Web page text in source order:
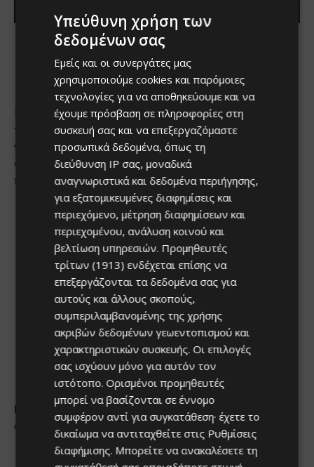
Υπεύθυνη χρήση των
δεδομένων σας
Εμείς και οι συνεργάτες μας
χρησιμοποιούμε cookies και παρόμοιες
τεχνολογίες για να αποθηκεύουμε και να
έχουμε πρόσβαση σε πληροφορίες στη
συσκευή σας και να επεξεργαζόμαστε
προσωπικά δεδομένα, όπως τη
διεύθυνση IP σας, μοναδικά
αναγνωριστικά και δεδομένα περιήγησης,
για εξατομικευμένες διαφημίσεις και
περιεχόμενο, μέτρηση διαφημίσεων και
περιεχομένου, ανάλυση κοινού και
βελτίωση υπηρεσιών. Προμηθευτές
τρίτων (1913) ενδέχεται επίσης να
επεξεργάζονται τα δεδομένα σας για
αυτούς και άλλους σκοπούς,
συμπεριλαμβανομένης της χρήσης
ακριβών δεδομένων γεωεντοπισμού και
χαρακτηριστικών συσκευής. Οι επιλογές
σας ισχύουν μόνο για αυτόν τον
ιστότοπο. Ορισμένοι προμηθευτές
μπορεί να βασίζονται σε έννομο
συμφέρον αντί για συγκατάθεση· έχετε το
δικαίωμα να αντιταχθείτε στις Ρυθμίσεις
διαφήμισης. Μπορείτε να ανακαλέσετε τη